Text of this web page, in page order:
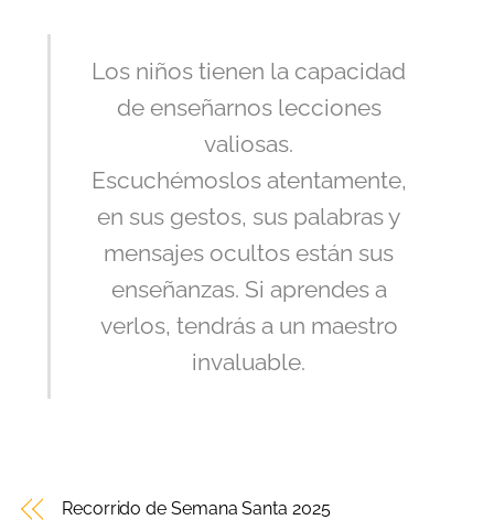
Los niños tienen la capacidad
de enseñarnos lecciones
valiosas.
Escuchémoslos atentamente,
en sus gestos, sus palabras y
mensajes ocultos están sus
enseñanzas. Si aprendes a
verlos, tendrás a un maestro
invaluable.
Recorrido de Semana Santa 2025